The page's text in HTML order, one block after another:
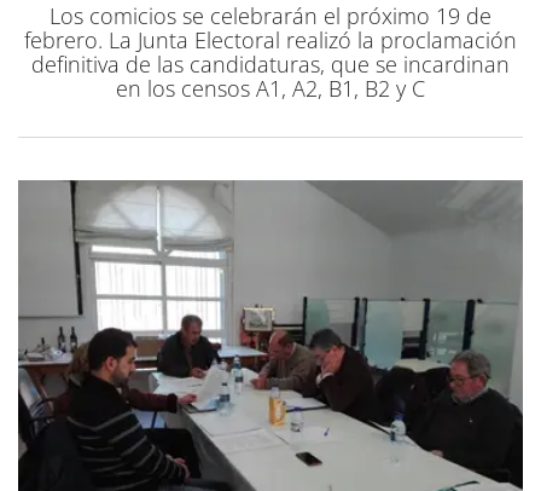
Los comicios se celebrarán el próximo 19 de
febrero. La Junta Electoral realizó la proclamación
definitiva de las candidaturas, que se incardinan
en los censos A1, A2, B1, B2 y C